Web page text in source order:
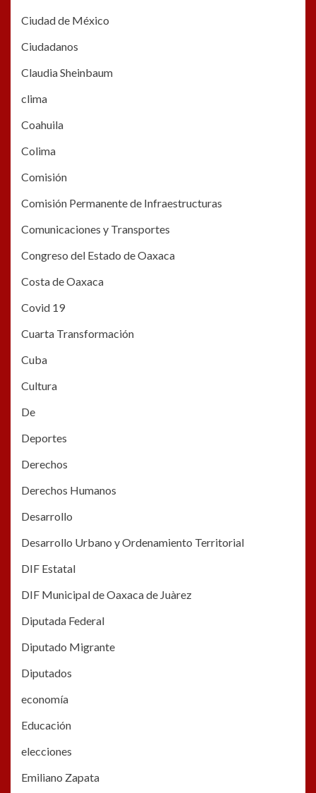
Ciudad de México
Ciudadanos
Claudia Sheinbaum
clima
Coahuila
Colima
Comisión
Comisión Permanente de Infraestructuras
Comunicaciones y Transportes
Congreso del Estado de Oaxaca
Costa de Oaxaca
Covid 19
Cuarta Transformación
Cuba
Cultura
De
Deportes
Derechos
Derechos Humanos
Desarrollo
Desarrollo Urbano y Ordenamiento Territorial
DIF Estatal
DIF Municipal de Oaxaca de Juàrez
Diputada Federal
Diputado Migrante
Diputados
economía
Educación
elecciones
Emiliano Zapata